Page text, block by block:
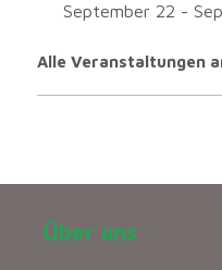
September 22 -
Alle Veranstaltungen
Über uns